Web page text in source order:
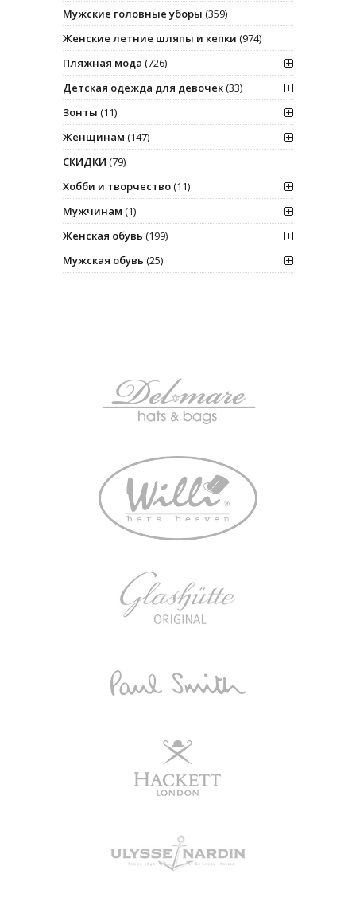
Мужские головные уборы (359)
Женские летние шляпы и кепки (974)
Пляжная мода (726)
Детская одежда для девочек(33)
Зонты (11)
Женщинам (147)
СКИДКИ (79)
Хобби и творчество(11)
Мужчинам (1)
Женская обувь (199)
Мужская обувь (25)